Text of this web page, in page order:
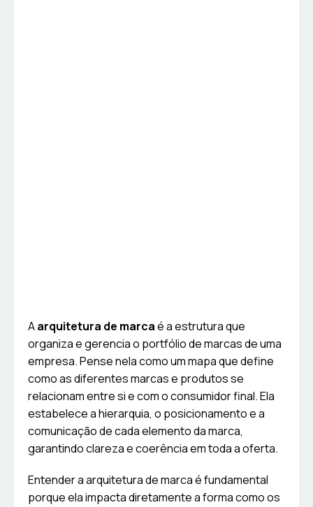
Aarquitetura de marcaé a estrutura que
organiza e gerencia o portfólio de marcas de uma
empresa. Pense nela como um mapa que define
como as diferentes marcas e produtos se
relacionam entre si e com o consumidor final. Ela
estabelece a hierarquia, o posicionamento e a
comunicação de cada elemento da marca,
garantindo clareza e coerência em toda a oferta.
Entender a arquitetura de marca é fundamental
porque ela impacta diretamente a forma como os